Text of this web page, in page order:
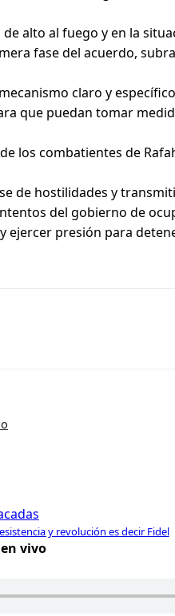
alto al fuego y en la
fase del acuerdo,
claro y
que puedan tomar
los combatientes de
de hostilidades y
del gobierno de
presión para
y revolución es decir Fidel
vivo